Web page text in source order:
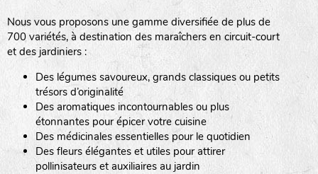
Nous vous proposons une gamme diversifiée de plus de
700 variétés, à destination des maraîchers en circuit-court
et des jardiniers :
Des légumes savoureux, grands classiques ou petits
trésors d’originalité
Des aromatiques incontournables ou plus
étonnantes pour épicer votre cuisine
Des médicinales essentielles pour le quotidien
Des fleurs élégantes et utiles pour attirer
pollinisateurs et auxiliaires au jardin
tas de compost
fleurs